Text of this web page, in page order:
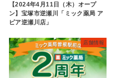
【2024年4月11日（木）オープ
ン】宝塚市逆瀬川「ミック薬局 ア
ピア逆瀬川店」
店舗情報